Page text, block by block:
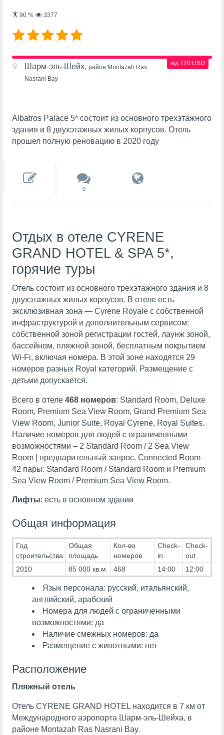
90% 3377
від 720 USD
Шарм-эль-Шейх, район Montazah Ras
Nasrani Bay
Albatros Palace 5* состоит из основного трехэтажного
здания и 8 двухэтажных жилых корпусов. Отель
прошел полную реновацию в 2020 году
0
Отдых в отеле CYRENE
GRAND HOTEL & SPA 5*,
горячие туры
Отель состоит из основного трехэтажного здания и 8
двухэтажных жилых корпусов. В отеле есть
эксклюзивная зона — Cyrene Royale с собственной
инфраструктурой и дополнительным сервисом:
собственной зоной регистрации гостей, лаунж зоной,
бассейном, пляжной зоной, бесплатным покрытием
Wi-Fi, включая номера. В этой зоне находятся 29
номеров разных Royal категорий. Размещение с
детьми допускается.
Всего в отеле 468 номеров: Standard Room, Deluxe
Room, Premium Sea View Room, Grand Premium Sea
View Room, Junior Suite, Royal Cyrene, Royal Suites.
Наличие номеров для людей с ограниченными
возможностями – 2 Standard Room / 2 Sea View
Room | предварительный запрос. Connected Room –
42 пары: Standard Room / Standard Room и Premium
Sea View Room / Premium Sea View Room.
Лифты: есть в основном здании
Общая информация
Год
строительства
Общая
площадь
Кол-во
номеров
Check-
in
Check-
out
2010
85 000 кв.м. 468 14:00 12:00
Язык персонала: русский, итальянский,
английский, арабский
Номера для людей с ограниченными
возможностями: да
Наличие смежных номеров: да
Размещение с животными: нет
Расположение
Пляжный отель
Отель CYRENE GRAND HOTEL находится в 7 км от
Международного аэропорта Шарм-эль-Шейха, в
районе Montazah Ras Nasrani Bay.